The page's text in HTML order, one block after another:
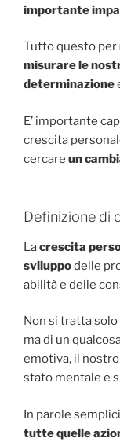
importante
Tutto questo per
misurare le
determinazione
E’ importante
crescita
cercare un
Definizione di
Lacrescita
sviluppodelle
abilità e delle
Non si tratta
ma di un
emotiva, il
stato mentale e
In parole
tutte quelle